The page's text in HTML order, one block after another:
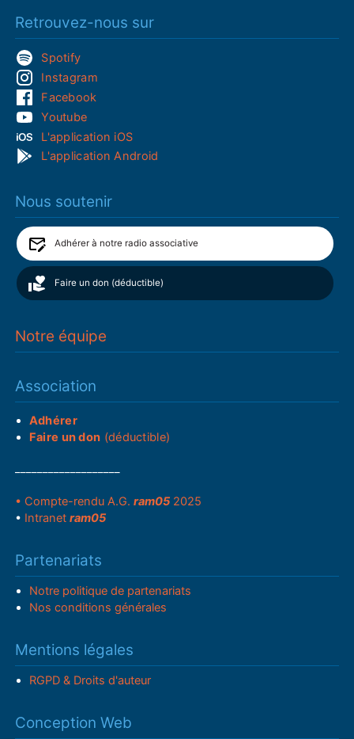
Retrouvez-nous sur
Spotify
Instagram
Facebook
Youtube
L'application iOS
L'application Android
Nous soutenir
Adhérer à notre radio associative
Faire un don (déductible)
Notre équipe
Association
Adhérer
Faire un don (déductible)
• Compte-rendu A.G.ram05 2025
• Intranetram05
Partenariats
Notre politique de partenariats
Nos conditions générales
Mentions légales
RGPD & Droits d'auteur
Conception Web